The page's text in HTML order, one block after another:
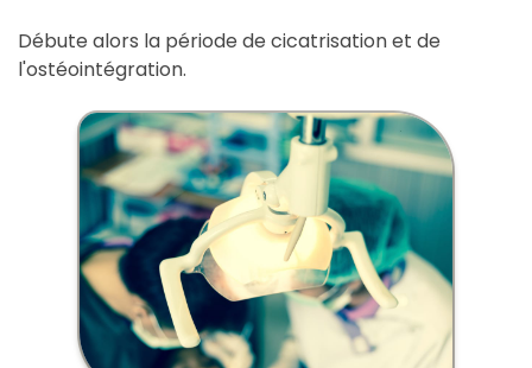
Débute alors la période de cicatrisation et de
l'ostéointégration.